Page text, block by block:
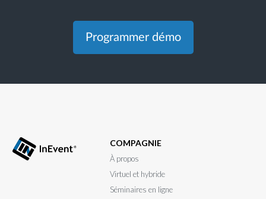
Programmer démo
COMPAGNIE
À propos
Virtuel et hybride
Séminaires en ligne